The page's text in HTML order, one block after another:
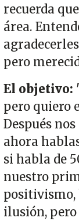
recuerda
área.
pero
El objetivo:
pero quiero
Después
ahora
si habla de
nuestro
positivismo,
ilusión,